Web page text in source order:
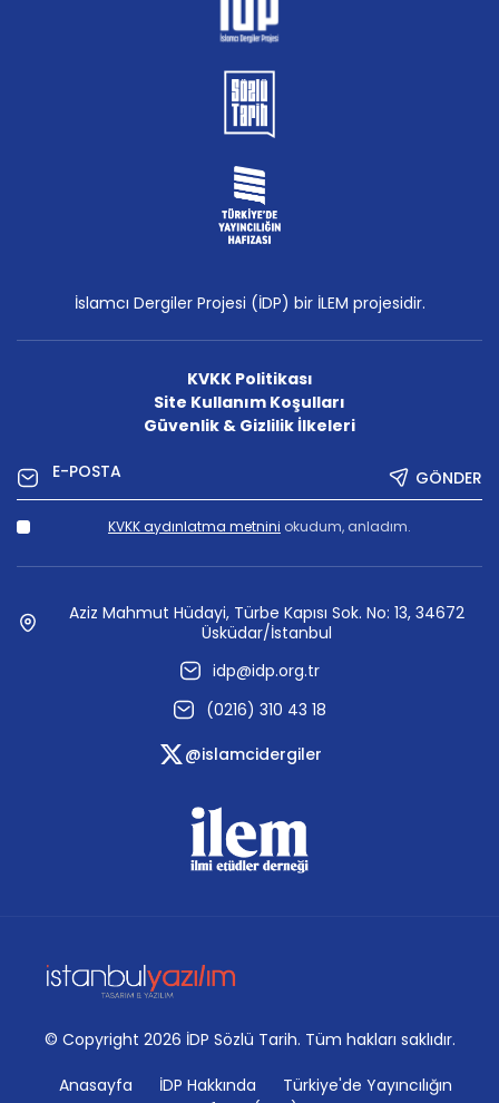
İslamcı Dergiler Projesi (İDP) bir İLEM projesidir.
KVKK Politikası
Site Kullanım Koşulları
Güvenlik & Gizlilik İlkeleri
GÖNDER
KVKK aydınlatma metnini okudum, anladım.
Aziz Mahmut Hüdayi, Türbe Kapısı Sok. No: 13, 34672
Üsküdar/İstanbul
idp@idp.org.tr
(0216) 310 43 18
@islamcidergiler
© Copyright 2026 İDP Sözlü Tarih. Tüm hakları saklıdır.
Anasayfa İDP Hakkında
Türkiye'de Yayıncılığın